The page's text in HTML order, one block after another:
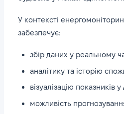
У контексті
забезпечує:
збір даних у реальному
аналітику та історію
візуалізацію показників у
можливість